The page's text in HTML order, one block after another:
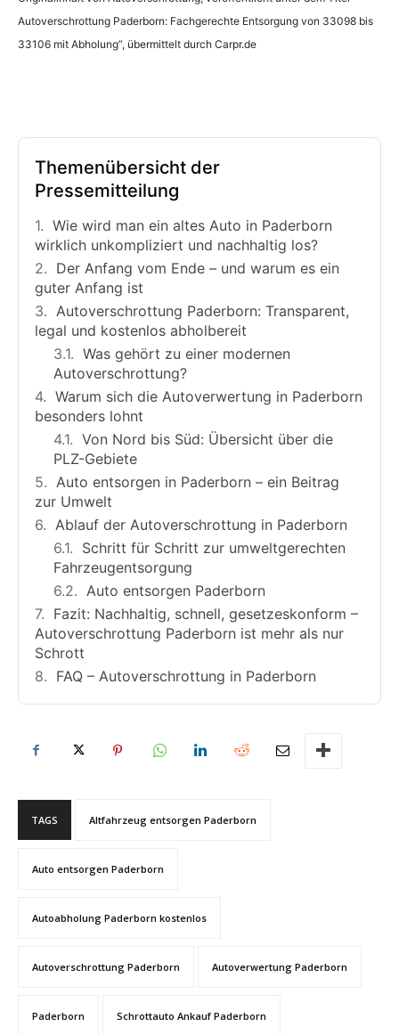
Autoverschrottung Paderborn: Fachgerechte Entsorgung von 33098 bis
33106 mit Abholung“, übermittelt durch Carpr.de
Themenübersicht der
Pressemitteilung
Wie wird man ein altes Auto in Paderborn
wirklich unkompliziert und nachhaltig los?
Der Anfang vom Ende – und warum es ein
guter Anfang ist
Autoverschrottung Paderborn: Transparent,
legal und kostenlos abholbereit
Was gehört zu einer modernen
Autoverschrottung?
Warum sich die Autoverwertung in Paderborn
besonders lohnt
Von Nord bis Süd: Übersicht über die
PLZ-Gebiete
Auto entsorgen in Paderborn – ein Beitrag
zur Umwelt
Ablauf der Autoverschrottung in Paderborn
Schritt für Schritt zur umweltgerechten
Fahrzeugentsorgung
Auto entsorgen Paderborn
Fazit: Nachhaltig, schnell, gesetzeskonform –
Autoverschrottung Paderborn ist mehr als nur
Schrott
FAQ – Autoverschrottung in Paderborn
TAGS Altfahrzeug entsorgen Paderborn
Auto entsorgen Paderborn
Autoabholung Paderborn kostenlos
Autoverschrottung Paderborn Autoverwertung Paderborn
Paderborn Schrottauto Ankauf Paderborn